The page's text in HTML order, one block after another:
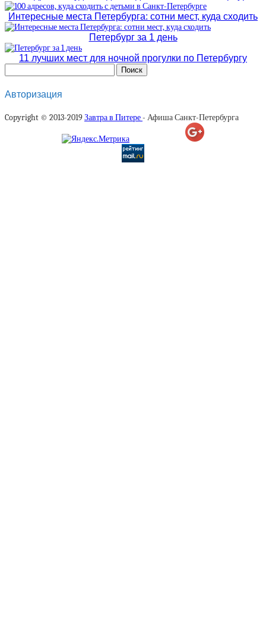
Интересные места Петербурга: сотни мест, куда сходить
Петербург за 1 день
11 лучших мест для ночной прогулки по Петербургу
Авторизация
Copyright © 2013-2019Завтра в Питере- Афиша Санкт-Петербурга